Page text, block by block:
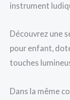
instrument
Découvrez une
pour enfant,
touches
Dans la même